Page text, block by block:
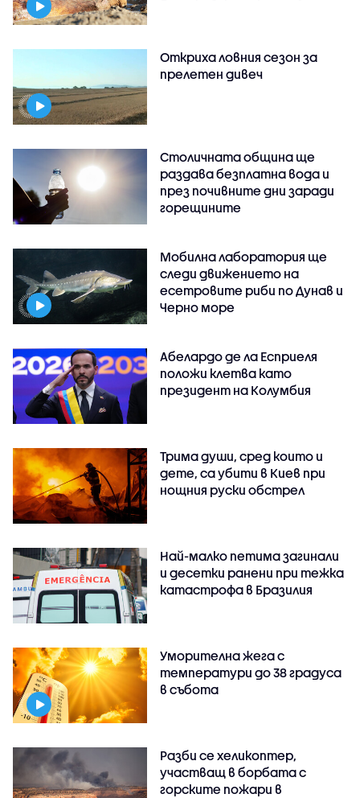
Откриха ловния сезон за
прелетен дивеч
Столичната община ще
раздава безплатна вода и
през почивните дни заради
горещините
Мобилна лаборатория ще
следи движението на
есетровите риби по Дунав и
Черно море
Абелардо де ла Есприеля
положи клетва като
президент на Колумбия
Трима души, сред които и
дете, са убити в Киев при
нощния руски обстрел
Най-малко петима загинали
и десетки ранени при тежка
катастрофа в Бразилия
Уморителна жега с
температури до 38 градуса
в събота
Разби се хеликоптер,
участващ в борбата с
горските пожари в